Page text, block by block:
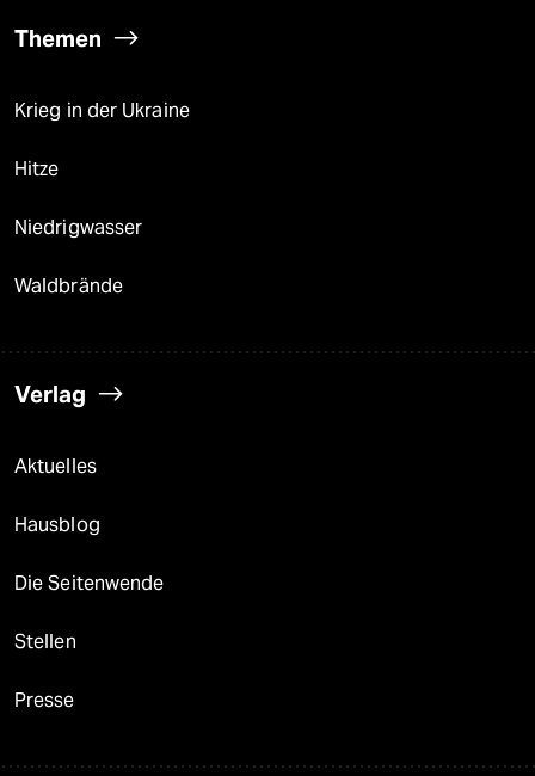
Themen
Krieg in der Ukraine
Hitze
Niedrigwasser
Waldbrände
Verlag
Aktuelles
Hausblog
Die Seitenwende
Stellen
Presse